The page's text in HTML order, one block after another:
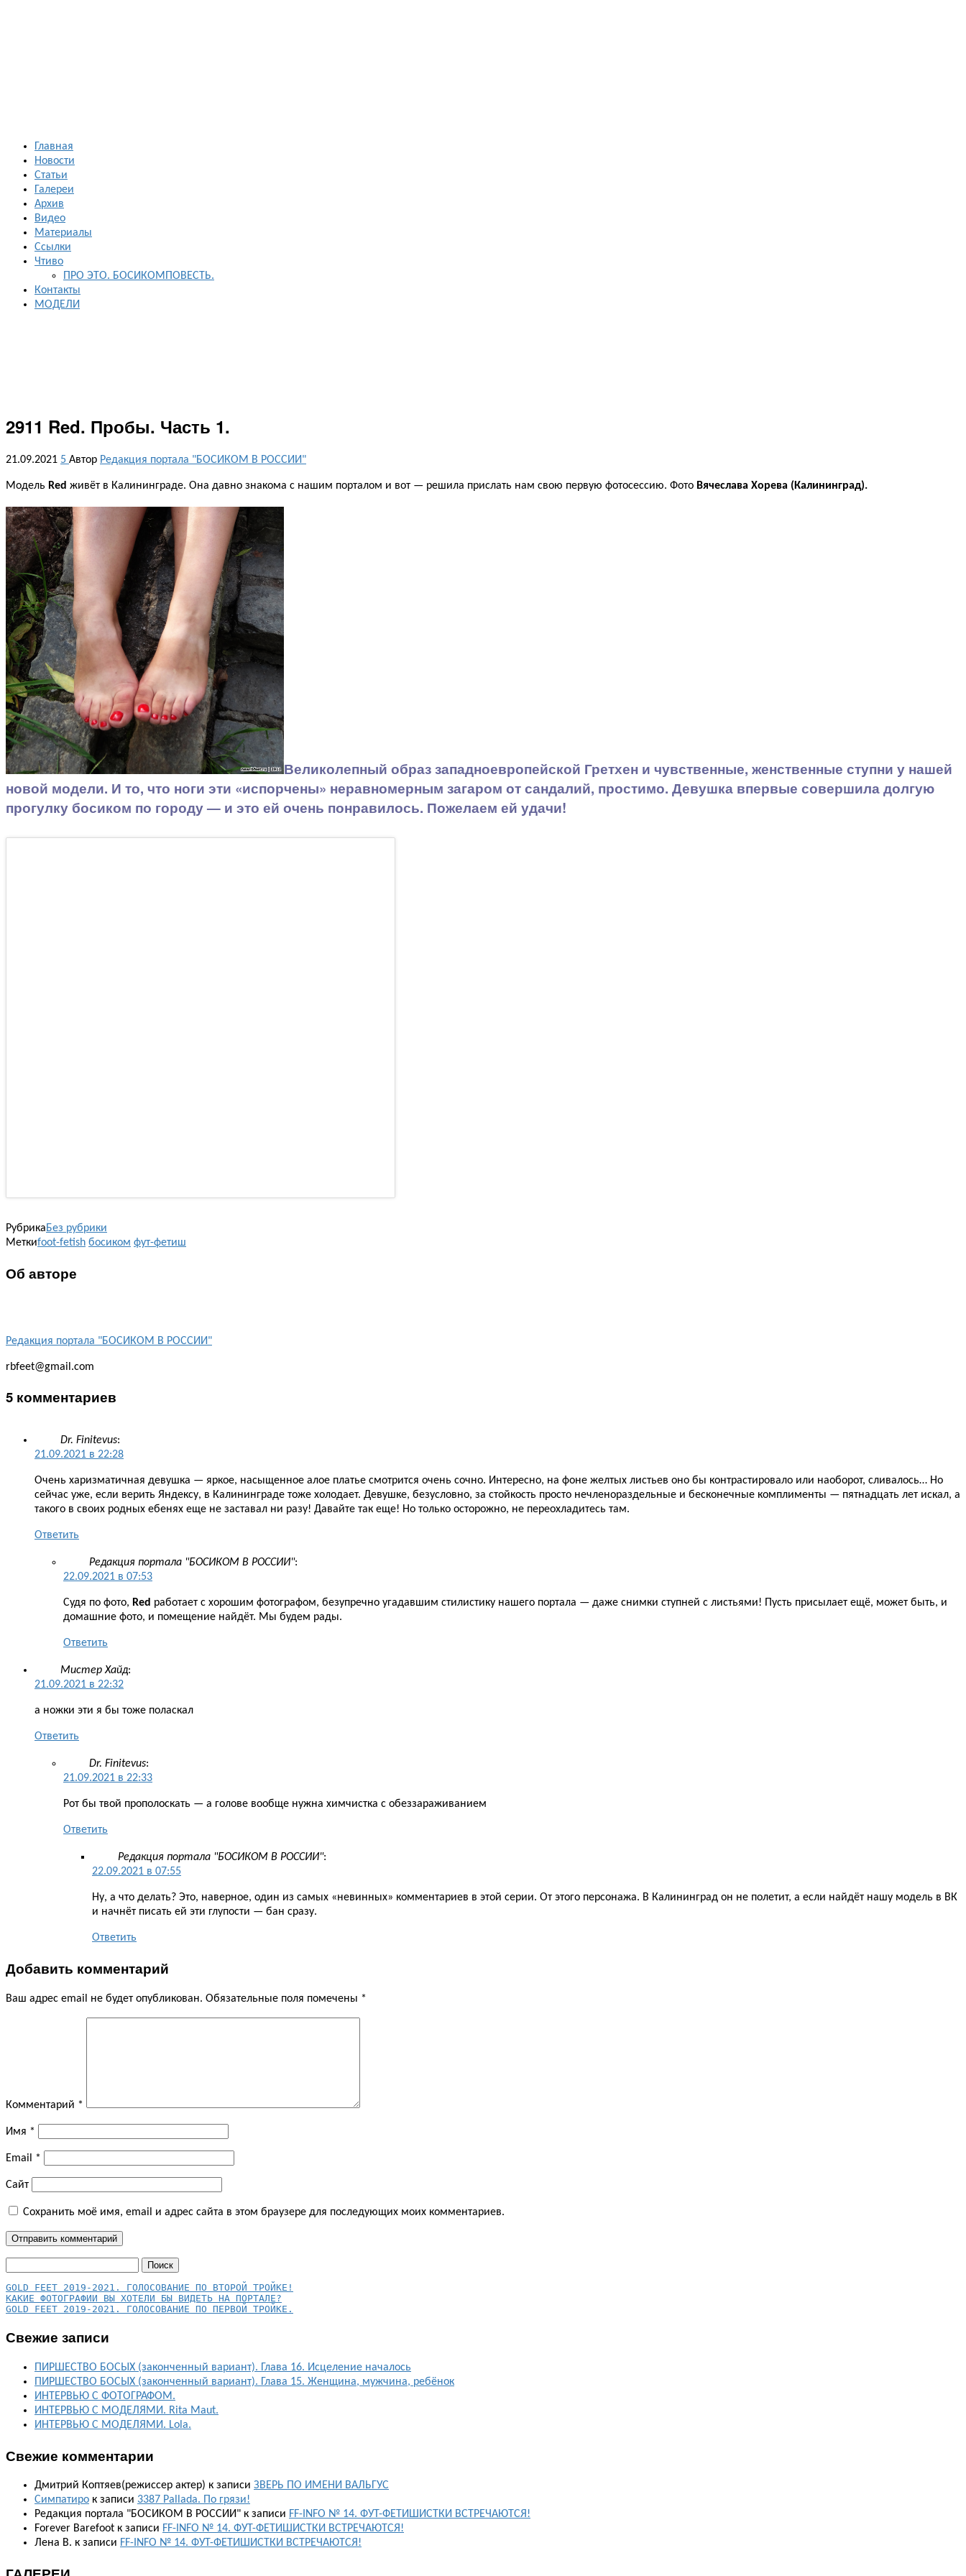
Главная
Новости
Статьи
Галереи
Архив
Видео
Материалы
Ссылки
Чтиво
ПРО ЭТО. БОСИКОМПОВЕСТЬ.
Контакты
МОДЕЛИ
2911 Red. Пробы. Часть 1.
21.09.2021 5 Автор Редакция портала "БОСИКОМ В РОССИИ"
Модель Red живёт в Калининграде. Она давно знакома с нашим порталом и вот — решила прислать нам свою первую фотосессию. Фото Вячеслава Хорева (Калининград).
Великолепный образ западноевропейской Гретхен и чувственные, женственные ступни у нашей
новой модели. И то, что ноги эти «испорчены» неравномерным загаром от сандалий, простимо. Девушка впервые совершила долгую
прогулку босиком по городу — и это ей очень понравилось. Пожелаем ей удачи!
РубрикаБез рубрики
Меткиfoot-fetish босиком фут-фетиш
Об авторе
Редакция портала "БОСИКОМ В РОССИИ"
rbfeet@gmail.com
5 комментариев
Dr. Finitevus:
21.09.2021 в 22:28
Очень харизматичная девушка — яркое, насыщенное алое платье смотрится очень сочно. Интересно, на фоне желтых листьев оно бы контрастировало или наоборот, сливалось… Но
сейчас уже, если верить Яндексу, в Калининграде тоже холодает. Девушке, безусловно, за стойкость просто нечленораздельные и бесконечные комплименты — пятнадцать лет искал, а
такого в своих родных ебенях еще не заставал ни разу! Давайте так еще! Но только осторожно, не переохладитесь там.
Ответить
Редакция портала "БОСИКОМ В РОССИИ":
22.09.2021 в 07:53
Судя по фото, Red работает c хорошим фотографом, безупречно угадавшим стилистику нашего портала — даже снимки ступней с листьями! Пусть присылает ещё, может быть, и
домашние фото, и помещение найдёт. Мы будем рады.
Ответить
Мистер Хайд:
21.09.2021 в 22:32
а ножки эти я бы тоже поласкал
Ответить
Dr. Finitevus:
21.09.2021 в 22:33
Рот бы твой прополоскать — а голове вообще нужна химчистка с обеззараживанием
Ответить
Редакция портала "БОСИКОМ В РОССИИ":
22.09.2021 в 07:55
Ну, а что делать? Это, наверное, один из самых «невинных» комментариев в этой серии. От этого персонажа. В Калининград он не полетит, а если найдёт нашу модель в ВК
и начнёт писать ей эти глупости — бан сразу.
Ответить
Добавить комментарий
Ваш адрес email не будет опубликован. Обязательные поля помечены *
Комментарий *
Имя *
Email *
Сайт
Сохранить моё имя, email и адрес сайта в этом браузере для последующих моих комментариев.
КАКИЕ ФОТОГРАФИИ ВЫ ХОТЕЛИ БЫ ВИДЕТЬ НА ПОРТАЛЕ?
GOLD FEET 2019-2021. ГОЛОСОВАНИЕ ПО ПЕРВОЙ ТРОЙКЕ.
Свежие записи
ПИРШЕСТВО БОСЫХ (законченный вариант). Глава 16. Исцеление началось
ПИРШЕСТВО БОСЫХ (законченный вариант). Глава 15. Женщина, мужчина, ребёнок
ИНТЕРВЬЮ С ФОТОГРАФОМ.
ИНТЕРВЬЮ С МОДЕЛЯМИ. Rita Maut.
ИНТЕРВЬЮ С МОДЕЛЯМИ. Lola.
Свежие комментарии
Дмитрий Коптяев(режиссер актер) к записи ЗВЕРЬ ПО ИМЕНИ ВАЛЬГУС
Симпатиро к записи 3387 Pallada. По грязи!
Редакция портала "БОСИКОМ В РОССИИ" к записи FF-INFO № 14. ФУТ-ФЕТИШИСТКИ ВСТРЕЧАЮТСЯ!
Forever Barefoot к записи FF-INFO № 14. ФУТ-ФЕТИШИСТКИ ВСТРЕЧАЮТСЯ!
Лена В. к записи FF-INFO № 14. ФУТ-ФЕТИШИСТКИ ВСТРЕЧАЮТСЯ!